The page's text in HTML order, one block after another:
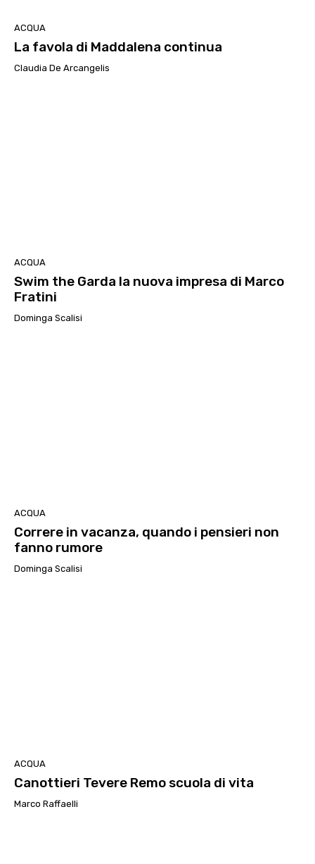
ACQUA
La favola di Maddalena continua
Claudia De Arcangelis
ACQUA
Swim the Garda la nuova impresa di Marco
Fratini
Dominga Scalisi
ACQUA
Correre in vacanza, quando i pensieri non
fanno rumore
Dominga Scalisi
ACQUA
Canottieri Tevere Remo scuola di vita
Marco Raffaelli